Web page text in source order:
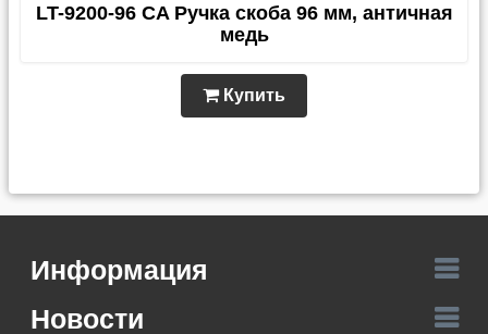
LT-9200-96 CA Ручка скоба 96 мм, античная
медь
Купить
Информация
Новости